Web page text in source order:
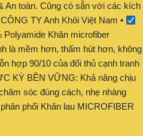
An toàn. Cũng có sẵn với các kích
TY Anh Khôi Việt Nam •
Khăn microfiber
là mềm hơn, thấm hút hơn, không
hợp 90/10 của đối thủ cạnh tranh
KỲ BỀN VỮNG: Khả năng chịu
sóc đúng cách, nhẹ nhàng
phối Khăn lau MICROFIBER